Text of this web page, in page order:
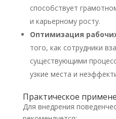
способствует
и карьерному росту.
Оптимизация
того, как сотрудники
существующими
узкие места и
Практическое
Для внедрения